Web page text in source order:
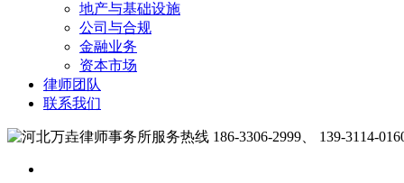
地产与基础设施
公司与合规
金融业务
资本市场
律师团队
联系我们
186-3306-2999、 139-3114-